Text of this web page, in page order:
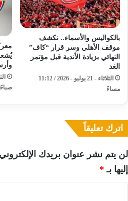
بالكواليس والأسماء.. نكشف
موقف الأهلي وسر قرار “كاف”
النهائي بزيادة الأندية قبل مؤتمر
الغد
الثلاثاء - 21 يوليو - 2026 / 11:12
مساءً
اترك تعليقاً
لن يتم نشر عنوان بريدك
إليها بـ *